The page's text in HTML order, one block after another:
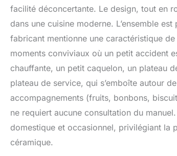
facilité déconcertante. Le design, tout en
dans une cuisine moderne. L’ensemble
fabricant mentionne une caractéristique
moments conviviaux où un petit accident
chauffante, un petit caquelon, un plateau
plateau de service, qui s’emboîte autour
accompagnements (fruits, bonbons,
ne requiert aucune consultation du
domestique et occasionnel, privilégiant la
céramique.